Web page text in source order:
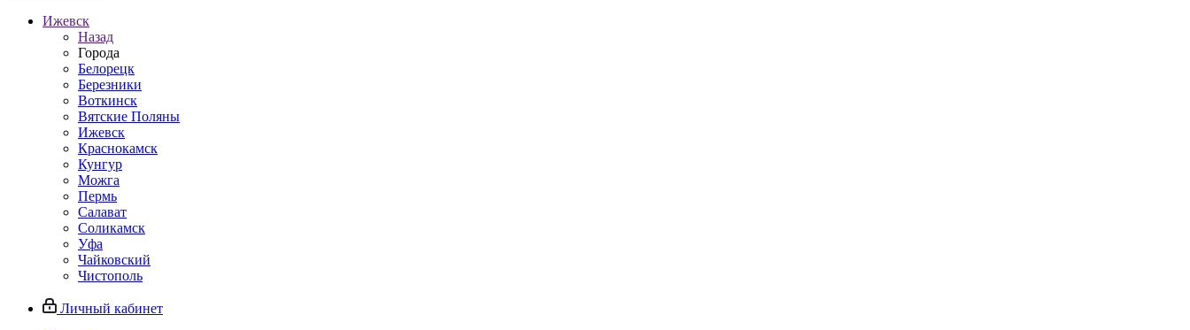
Ижевск
Назад
Города
Белорецк
Березники
Воткинск
Вятские Поляны
Ижевск
Краснокамск
Кунгур
Можга
Пермь
Салават
Соликамск
Уфа
Чайковский
Чистополь
Личный кабинет